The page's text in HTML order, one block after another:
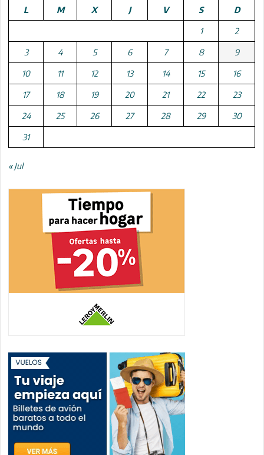
L
M X J V S D
1 2
3 4 5 6 7 8 9
10 11 12 13 14 15 16
17 18 19 20 21 22 23
24 25 26 27 28 29 30
31
« Jul